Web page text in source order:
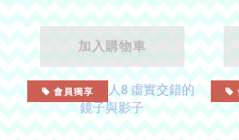
加入購物車
會員獨享